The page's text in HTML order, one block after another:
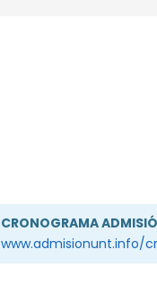
CRONOGRAMA
www.admisionunt.info/